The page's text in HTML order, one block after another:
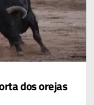
dos orejas